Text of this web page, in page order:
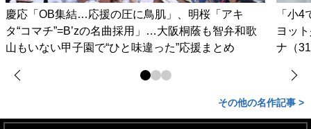
慶応「OB集結…応援の圧に鳥肌」、明桜「アキ
タ“コマチ”=B’zの名曲採用」…大阪桐蔭も智弁和歌
山もいない甲子園で“ひと味違った”応援まとめ
「小
ヨッ
ナ（
その他の名作記事 >